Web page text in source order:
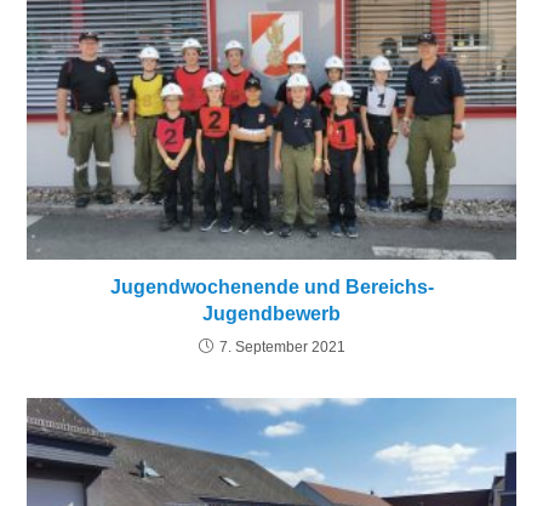
Jugendwochenende und Bereichs-
Jugendbewerb
7. September 2021